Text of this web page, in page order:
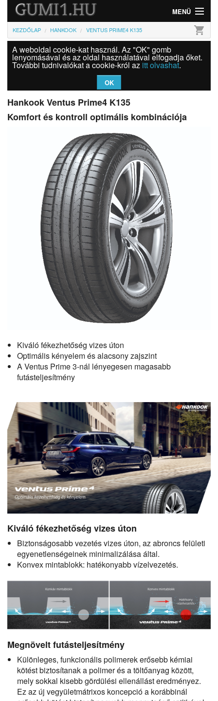
MENÜ
Gumi
Felni
Szolgáltatások
Bejelentkezés
KEZDŐLAP HANKOOK VENTUS PRIME4 K135 shopping_cart
A weboldal cookie-kat használ. Az "OK" gomb
lenyomásával és az oldal használatával elfogadja őket.
További tudnivalókat a cookie-król az itt olvashat.
OK
Hankook Ventus Prime4 K135
Komfort és kontroll optimális kombinációja
Kiváló fékezhetőség vizes úton
Optimális kényelem és alacsony zajszint
A Ventus Prime 3-nál lényegesen magasabb
futásteljesítmény
Kiváló fékezhetőség vizes úton
Biztonságosabb vezetés vizes úton, az abroncs felületi
egyenetlenségeinek minimalizálása által.
Konvex mintablokk: hatékonyabb vízelvezetés.
Megnövelt futásteljesítmény
Különleges, funkcionális polimerek erősebb kémiai
kötést biztosítanak a polimer és a töltőanyag között,
mely sokkal kisebb gördülési ellenállást eredményez.
Ez az új vegyületmátrixos koncepció a korábbinál